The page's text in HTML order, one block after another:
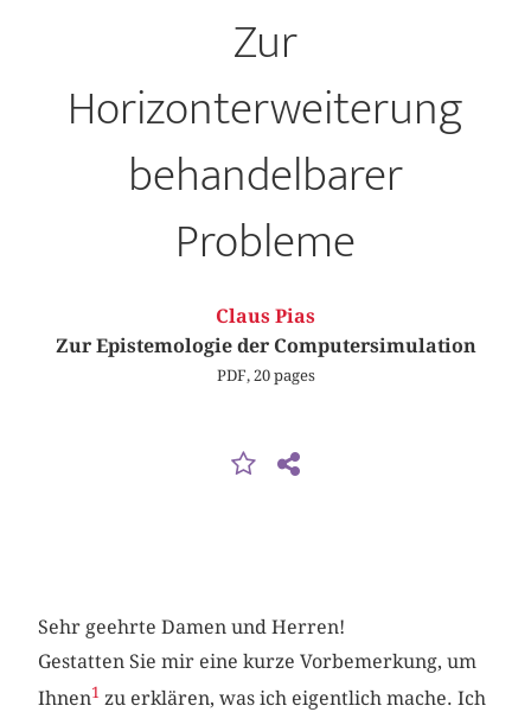
Zur
Horizonterweiterung
behandelbarer
Probleme
Claus Pias
Zur Epistemologie der Computersimulation
PDF, 20 pages
Sehr geehrte Damen und Herren!
Gestatten Sie mir eine kurze Vorbemerkung, um
Ihnen1 zu erklären, was ich eigentlich mache. Ich